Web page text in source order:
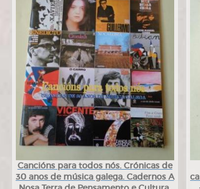
Cancións para todos nós. Crónicas de
30 anos de música galega. Cadernos A